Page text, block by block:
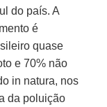
do país. A
é
quase
e 70% não
in natura, nos
da poluição